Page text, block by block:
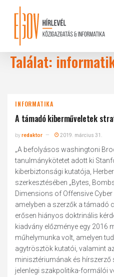
content
Találat:
INFORMATIKA
A támadó kiberműveletek
byredaktor 2019. március 31.
„A befolyásos washingtoni
tanulmánykötetet adott ki
kiberbiztonsági kutatója,
szerkesztésében „Bytes,
Dimensions of Offensive Cyber
amelyben a szerzők a támadó
erősen hiányos doktrinális
kiadvány előzménye egy 2016
műhelymunka volt, amelyen
agytrösztök kutatói, valamint
minisztériumának és hírszerző
jelenlegi szakpolitika-formálói